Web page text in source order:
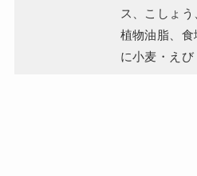
ス、こしょう
植物油脂、
に小麦・えび